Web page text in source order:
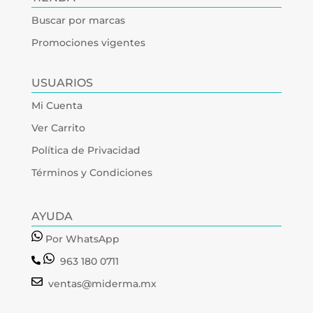
Buscar por marcas
Promociones vigentes
USUARIOS
Mi Cuenta
Ver Carrito
Política de Privacidad
Términos y Condiciones
AYUDA
Por WhatsApp
963 180 0711
ventas@miderma.mx